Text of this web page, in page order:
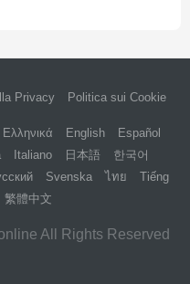
Privacy Politica sui Cookie
Ελληνικά English
Español
Italiano 日本語
한국어
Svenska ไทย
Tiếng
繁體中文
All Rights Reserved